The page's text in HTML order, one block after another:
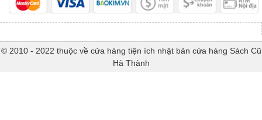
© 2010 - 2022 thuộc về cửa hàng tiện ích nhật bản cửa hàng Sách Cũ
Hà Thành